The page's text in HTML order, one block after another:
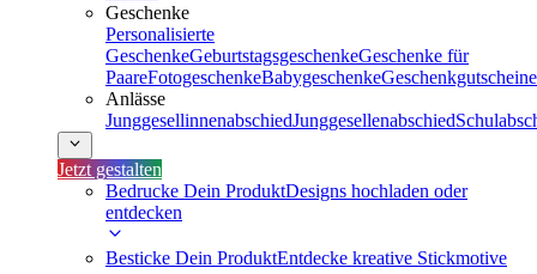
Geschenke
Personalisierte
GeschenkeGeburtstagsgeschenkeGeschenke für
PaareFotogeschenkeBabygeschenkeGeschenkgutscheine
Anlässe
JunggesellinnenabschiedJunggesellenabschied
Jetzt gestalten
Bedrucke Dein ProduktDesigns hochladen oder
entdecken
Besticke Dein ProduktEntdecke kreative Stickmotive